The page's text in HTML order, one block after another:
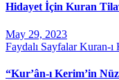
Hidayet İçin Kuran
May 29, 2023
Faydalı SayfalarKuran-ı
“Kur’ân-ı Kerim’in